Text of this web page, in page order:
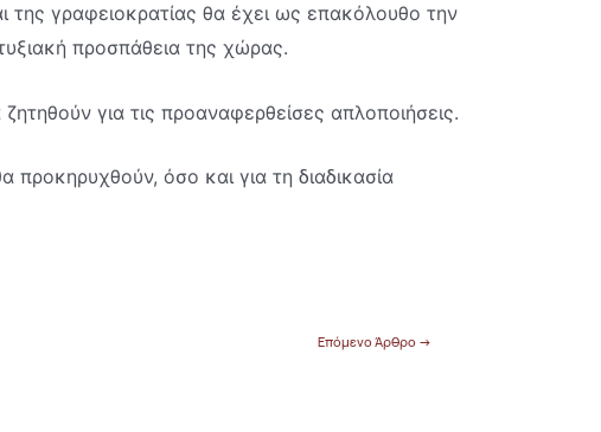
γραφειοκρατίας θα έχει ως επακόλουθο την
προσπάθεια της χώρας.
για τις προαναφερθείσες απλοποιήσεις.
όσο και για τη διαδικασία
Επόμενο Άρθρο →